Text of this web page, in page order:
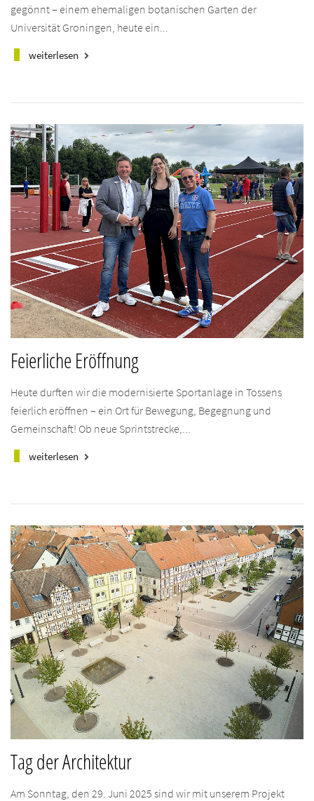
gegönnt – einem ehemaligen botanischen Garten der
Universität Groningen, heute ein...
weiterlesen keyboard_arrow_right
Feierliche Eröffnung
Heute durften wir die modernisierte Sportanlage in Tossens
feierlich eröffnen – ein Ort für Bewegung, Begegnung und
Gemeinschaft! Ob neue Sprintstrecke,...
weiterlesen keyboard_arrow_right
Tag der Architektur
Am Sonntag, den 29. Juni 2025 sind wir mit unserem Projekt